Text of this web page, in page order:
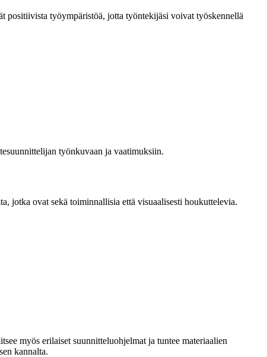
positiivista työympäristöä, jotta työntekijäsi voivat työskennellä
työnkuvaan ja vaatimuksiin.
jotka ovat sekä toiminnallisia että visuaalisesti houkuttelevia.
myös erilaiset suunnitteluohjelmat ja tuntee materiaalien
kannalta.